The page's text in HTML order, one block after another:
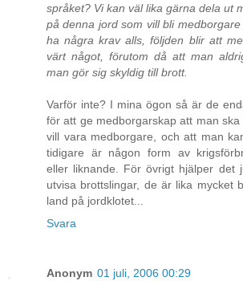
språket? Vi kan väl lika gärna dela ut
på denna jord som vill bli
ha några krav alls, följden blir att
värt något, förutom då att man
man gör sig skyldig till brott.
Varför inte? I mina ögon så är de
för att ge medborgarskap att man ska
vill vara medborgare, och att man
tidigare är någon form av
eller liknande. För övrigt hjälper det
utvisa brottslingar, de är lika mycket
land på jordklotet...
Svara
Anonym 01 juli, 2006 00:29